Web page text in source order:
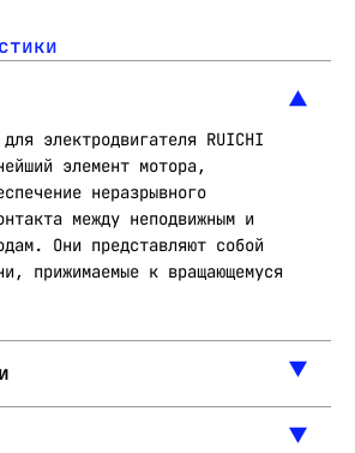
электродвигателя RUICHI
элемент мотора,
неразрывного
между неподвижным и
Они представляют собой
прижимаемые к вращающемуся